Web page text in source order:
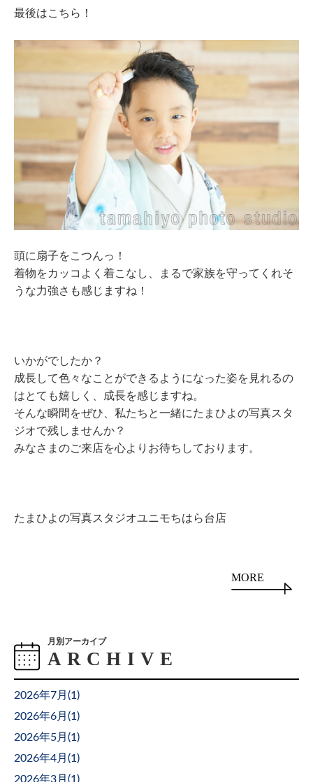
最後はこちら！
頭に扇子をこつんっ！
着物をカッコよく着こなし、まるで家族を守ってくれそ
うな力強さも感じますね！
いかがでしたか？
成長して色々なことができるようになった姿を見れるの
はとても嬉しく、成長を感じますね。
そんな瞬間をぜひ、私たちと一緒にたまひよの写真スタ
ジオで残しませんか？
みなさまのご来店を心よりお待ちしております。
たまひよの写真スタジオユニモちはら台店
MORE
月別アーカイブ
2026年7月(1 )
2026年6月(1 )
2026年5月(1 )
2026年4月(1 )
2026年3月(1 )